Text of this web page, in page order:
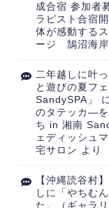
成合宿 参加者
ラピスト合宿
体が感動する
ージ 鵠沼海岸
二年越しに叶
と遊びの夏フ
SandySPA」
のタテッカ―を
ち in 湘南
ェディッシュ
宅サロン より
【沖縄読谷村
しに「やちむ
た。（ギャラリ